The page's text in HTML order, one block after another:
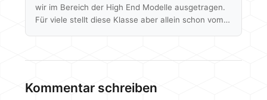
wir im Bereich der High End Modelle ausgetragen.
Für viele stellt diese Klasse aber allein schon vom
Bereich ansiedeln kann. Noctua NH-U14S gegen
be quiet! Dark Rock 3. Zwei CPU Kühler in ungefähr
Kommentar schreiben